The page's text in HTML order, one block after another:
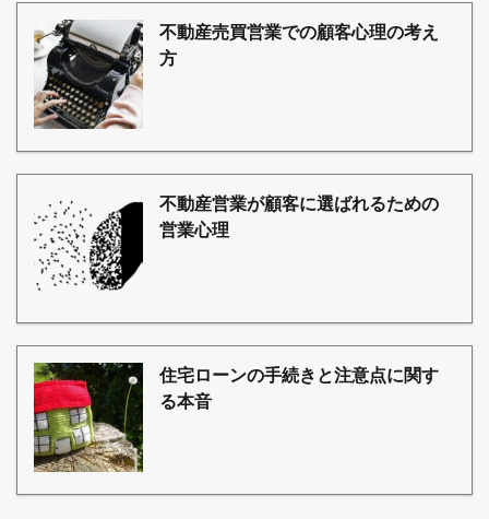
不動産売買営業での顧客心理の考え
方
不動産営業が顧客に選ばれるための
営業心理
住宅ローンの手続きと注意点に関す
る本音